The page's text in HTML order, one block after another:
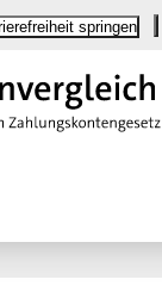
springen